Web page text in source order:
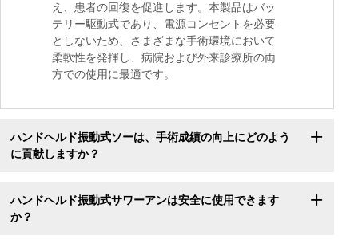
え、患者の回復を促進します。本製品はバッ
テリー駆動式であり、電源コンセントを必要
としないため、さまざまな手術環境において
柔軟性を発揮し、病院および外来診療所の両
方での使用に最適です。
ハンドヘルド振動式ソーは、手術成績の向上にどのよう
に貢献しますか？
ハンドヘルド振動式サワーアンは安全に使用できます
か？